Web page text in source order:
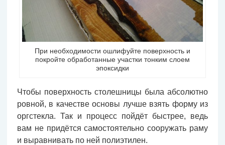
При необходимости ошлифуйте поверхность и
покройте обработанные участки тонким слоем
эпоксидки
Чтобы поверхность столешницы была абсолютно
ровной, в качестве основы лучше взять форму из
оргстекла. Так и процесс пойдёт быстрее, ведь
вам не придётся самостоятельно сооружать раму
и выравнивать по ней полиэтилен.